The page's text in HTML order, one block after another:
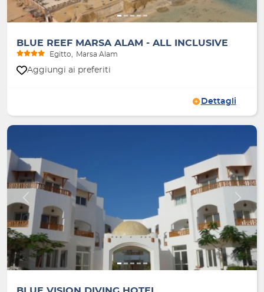
BLUE REEF MARSA ALAM - ALL INCLUSIVE
Egitto Marsa Alam
Aggiungi ai preferiti
Dettagli
Indietro Avanti